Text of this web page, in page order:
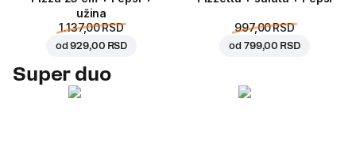
užina
1.137,00 RSD
od929,00 RSD
997,00 RSD
od 799,00 RSD
Super duo